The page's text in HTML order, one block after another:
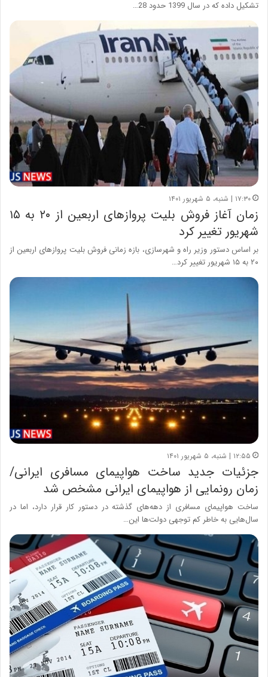
تشکیل داده که در سال 1399 حدود 28…
۱۷:۳۰ | شنبه، ۵ شهریور ۱۴۰۱
زمان آغاز فروش بلیت پروازهای اربعین از ۲۰ به ۱۵
شهریور تغییر کرد
بر اساس دستور وزیر راه و شهرسازی، بازه زمانی فروش بلیت پروازهای اربعین از
۲۰ به ۱۵ شهریور تغییر کرد…
۱۲:۵۵ | شنبه، ۵ شهریور ۱۴۰۱
جزئیات جدید ساخت هواپیمای مسافری ایرانی/
زمان رونمایی از هواپیمای ایرانی مشخص شد
ساخت هواپیمای مسافری از دهه‌های گذشته در دستور کار قرار دارد، اما در
سال‌هایی به خاطر کم توجهی دولت‌ها این…